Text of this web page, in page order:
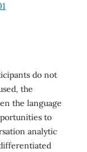
do not
the
the language
to
analytic